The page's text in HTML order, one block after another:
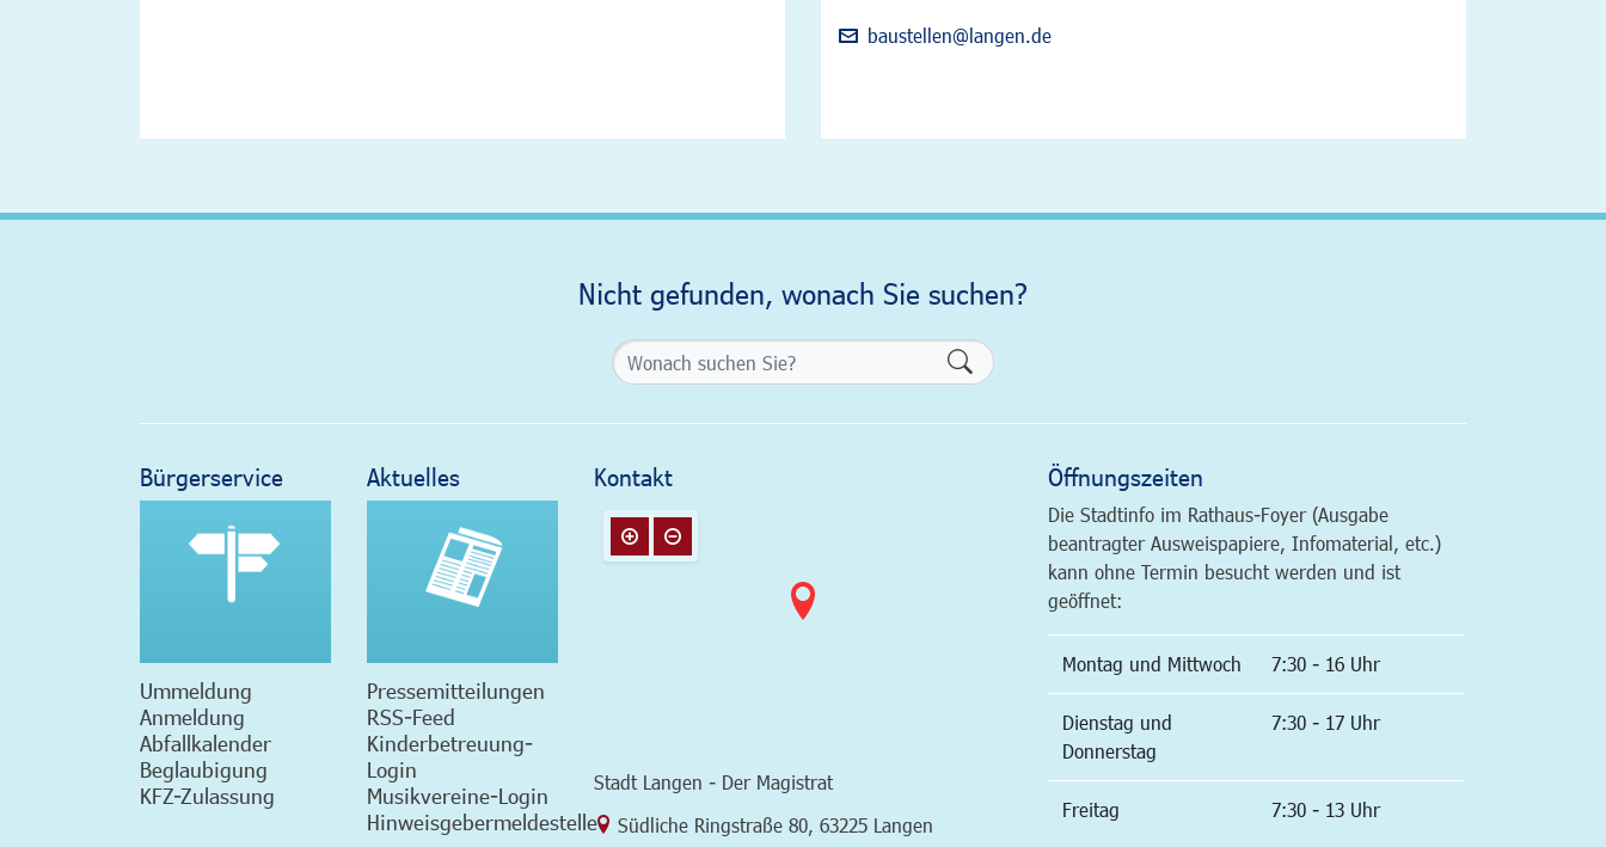
baustellen@langen.de
Nicht gefunden, wonach Sie suchen?
Formularschaltfläche
Bürgerservice
Ummeldung
Anmeldung
Abfallkalender
Beglaubigung
KFZ-Zulassung
Aktuelles
Pressemitteilungen
RSS-Feed
Kinderbetreuung-
Login
Musikvereine-Login
Hinweisgebermeldestelle
Kontakt
Stadt Langen - Der Magistrat
Link zur Google-Maps Navigation
Südliche Ringstraße 80, 63225 Langen
Öffnungszeiten
Die Stadtinfo im Rathaus-Foyer (Ausgabe
beantragter Ausweispapiere, Infomaterial, etc.)
kann ohne Termin besucht werden und ist
geöffnet:
Montag und Mittwoch 7:30 - 16 Uhr
Dienstag und
Donnerstag
7:30 - 17 Uhr
Freitag 7:30 - 13 Uhr